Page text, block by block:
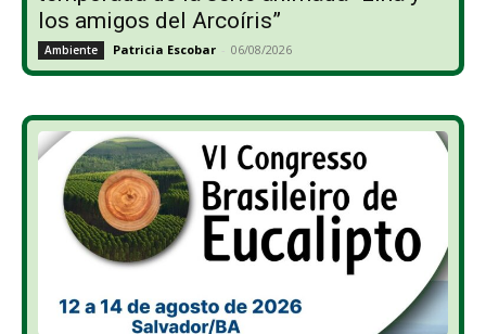
los amigos del Arcoíris”
Ambiente Patricia Escobar - 06/08/2026